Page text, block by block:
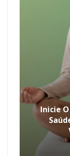
Inicie